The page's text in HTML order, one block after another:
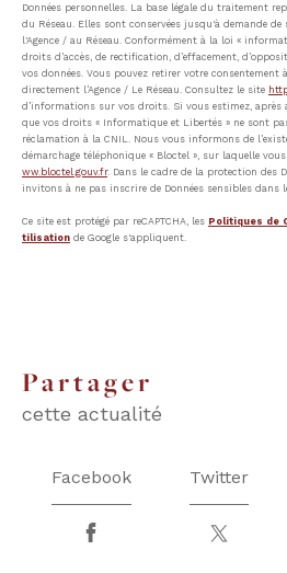
Données personnelles. La base légale du traitement
du Réseau. Elles sont conservées jusqu'à demande
l'Agence / au Réseau. Conformément à la loi «
droits d’accès, de rectification, d’effacement,
vos données. Vous pouvez retirer votre
directement l’Agence / Le Réseau. Consultez le site
d’informations sur vos droits. Si vous estimez, après
que vos droits « Informatique et Libertés » ne sont
réclamation à la CNIL. Nous vous informons de
démarchage téléphonique « Bloctel », sur laquelle
ww.bloctel.gouv.fr. Dans le cadre de la protection des
invitons à ne pas inscrire de Données sensibles dans
Ce site est protégé par reCAPTCHA, les Politiques de
tilisation de Google s'appliquent.
partager
cette actualité
Facebook Twitter